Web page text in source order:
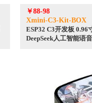
￥88-98
Xmini-C3-Kit-BOX
ESP32 C3开发板
DeepSeek人工智能语